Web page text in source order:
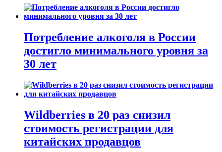
Потребление алкоголя в России
достигло минимального уровня за
30 лет
Wildberries в 20 раз снизил
стоимость регистрации для
китайских продавцов